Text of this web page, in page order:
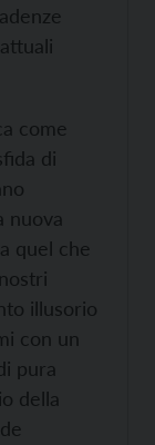
come
di
nuova
quel che
illusorio
con un
pura
della